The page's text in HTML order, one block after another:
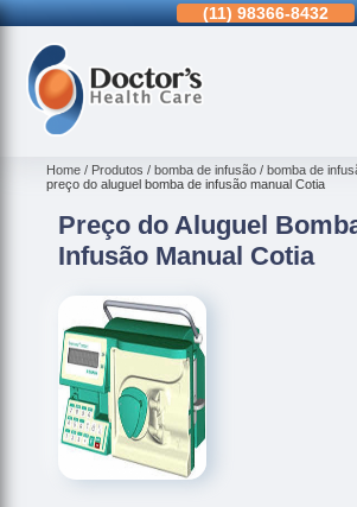
3963-0036 (11)98366-8432
Home Produtos bomba de infusão
bomba de
preço do aluguel bomba de infusão manual Cotia
Preço do Aluguel
Infusão Manual Cotia